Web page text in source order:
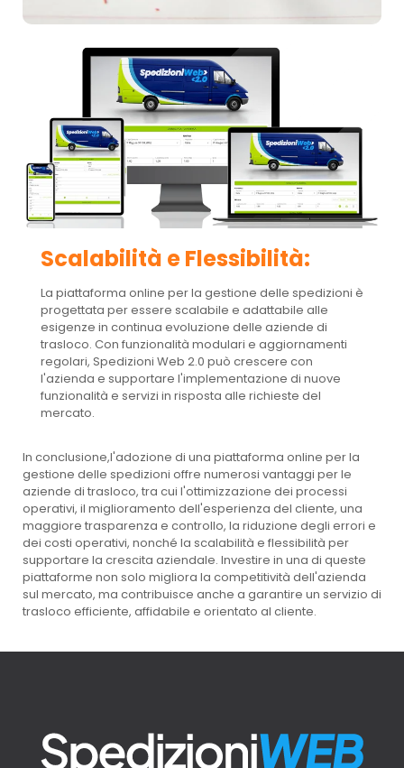
Scalabilità e Flessibilità:
La piattaforma online per la gestione delle spedizioni è
progettata per essere scalabile e adattabile alle
esigenze in continua evoluzione delle aziende di
trasloco. Con funzionalità modulari e aggiornamenti
regolari, Spedizioni Web 2.0 può crescere con
l'azienda e supportare l'implementazione di nuove
funzionalità e servizi in risposta alle richieste del
mercato.
In conclusione,l'adozione di una piattaforma online per la
gestione delle spedizioni offre numerosi vantaggi per le
aziende di trasloco, tra cui l'ottimizzazione dei processi
operativi, il miglioramento dell'esperienza del cliente, una
maggiore trasparenza e controllo, la riduzione degli errori e
dei costi operativi, nonché la scalabilità e flessibilità per
supportare la crescita aziendale. Investire in una di queste
piattaforme non solo migliora la competitività dell'azienda
sul mercato, ma contribuisce anche a garantire un servizio di
trasloco efficiente, affidabile e orientato al cliente.